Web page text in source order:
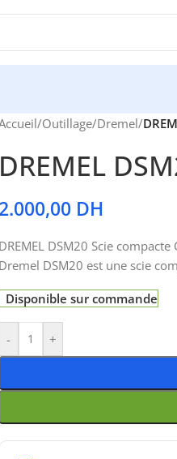
/Outillage/Dremel/
DREMEL
2.000,00 DH
DREMEL DSM20 Scie compacte
Dremel DSM20 est une scie
Disponible sur commande
- +